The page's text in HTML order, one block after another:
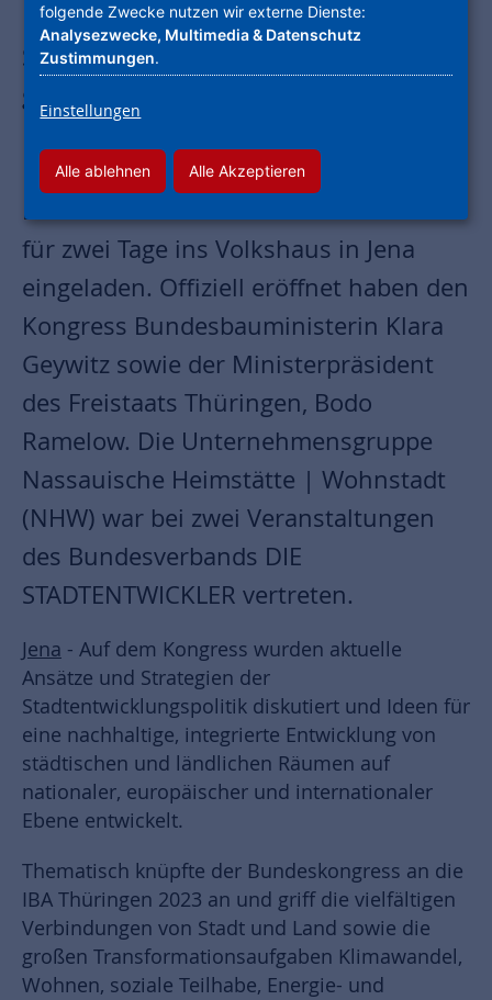
Bundesministerium für Wohnen,
Stadtentwicklung und Bauwesen hatte
gemeinsam mit der
Deutschen Städtetag und dem
Deutschen Städte- und Gemeindebund
für zwei Tage ins Volkshaus in Jena
eingeladen. Offiziell eröffnet haben den
Kongress Bundesbauministerin Klara
Geywitz sowie der Ministerpräsident
des Freistaats Thüringen, Bodo
Ramelow. Die Unternehmensgruppe
Nassauische Heimstätte | Wohnstadt
(NHW) war bei zwei Veranstaltungen
des Bundesverbands DIE
STADTENTWICKLER vertreten.
Jena - Auf dem Kongress wurden aktuelle
Ansätze und Strategien der
Stadtentwicklungspolitik diskutiert und Ideen für
eine nachhaltige, integrierte Entwicklung von
städtischen und ländlichen Räumen auf
nationaler, europäischer und internationaler
Ebene entwickelt.
Thematisch knüpfte der Bundeskongress an die
IBA Thüringen 2023 an und griff die vielfältigen
Verbindungen von Stadt und Land sowie die
großen Transformationsaufgaben Klimawandel,
Wohnen, soziale Teilhabe, Energie- und
folgende Zwecke nutzen wir externe Dienste:
Analysezwecke, Multimedia & Datenschutz
Zustimmungen.
Einstellungen
Alle ablehnen Alle Akzeptieren